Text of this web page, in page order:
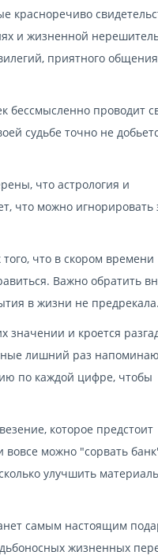
красноречиво
и жизненной
приятного
бессмысленно проводит
судьбе точно не
что астрология и
что можно игнорировать
что в скором времени
Важно обратить
в жизни не предрекала.
значении и кроется
лишний раз
по каждой цифре, чтобы
которое предстоит
можно "сорвать
улучшить
самым настоящим
жизненных